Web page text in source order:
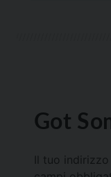
Got
Il tuo